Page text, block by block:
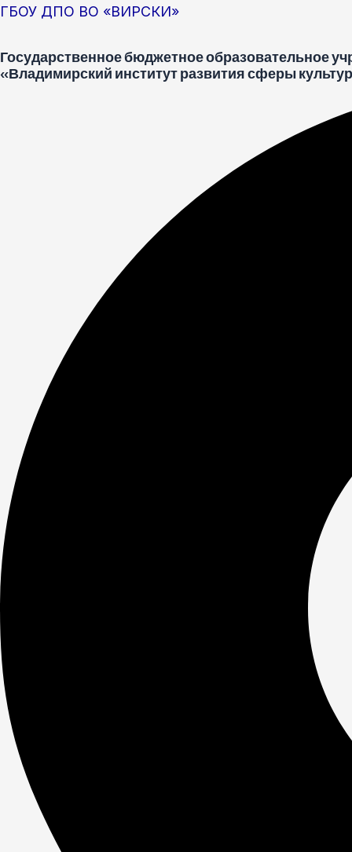
Перейти
содержимому
ГБОУ ДПО ВО «ВИРСКИ»
Государственное бюджетное образовательное
«Владимирский институт развития сферы
Меню